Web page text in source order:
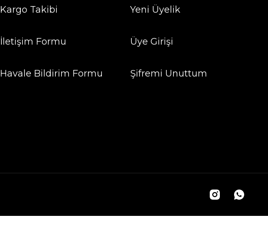
Kargo Takibi
İletişim Formu
Havale Bildirim Formu
Yeni Üyelik
Üye Girişi
Şifremi Unuttum